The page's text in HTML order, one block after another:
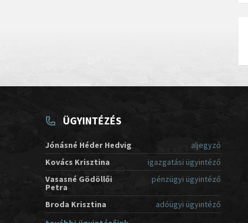
ÜGYINTÉZÉS
Jónásné Héder Hedvig
aljegyző
Kovács Krisztina
igazgatási ügyintéző
Vasasné Gödöllői
Petra
pénzügyi ügyintéző
Broda Krisztina
adóügyi ügyintéző